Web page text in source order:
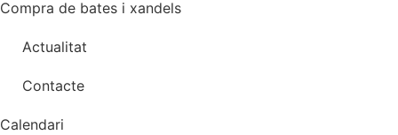
Compra de bates i xandels
Actualitat
Contacte
Calendari